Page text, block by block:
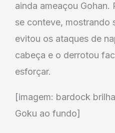
ainda ameaçou Gohan.
se conteve, mostrando
evitou os ataques de
cabeça e o derrotou
esforçar.
[imagem: bardock
Goku ao fundo]